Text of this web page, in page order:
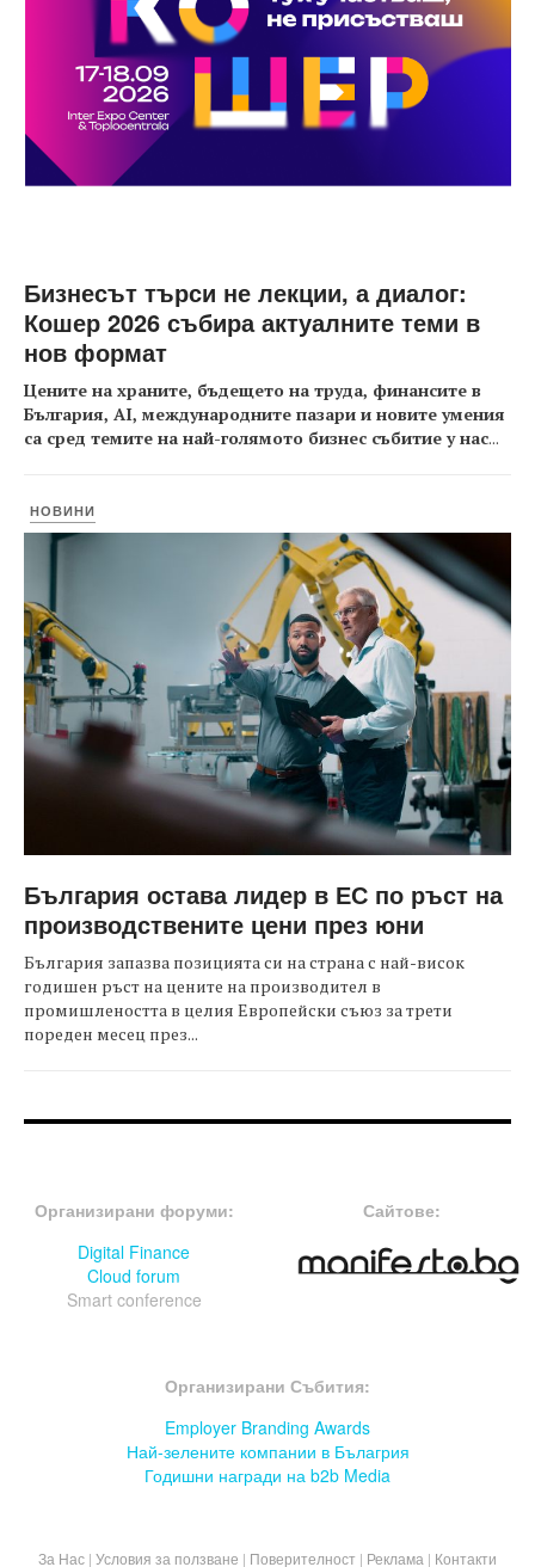
Бизнесът търси не лекции, а диалог:
Кошер 2026 събира актуалните теми в
нов формат
Цените на храните, бъдещето на труда, финансите в
България, AI, международните пазари и новите умения
са сред темите на най-голямото бизнес събитие у нас...
НОВИНИ
България остава лидер в ЕС по ръст на
производствените цени през юни
България запазва позицията си на страна с най-висок
годишен ръст на цените на производител в
промишлеността в целия Европейски съюз за трети
пореден месец през...
Организирани форуми:
Digital Finance
Cloud forum
Smart conference
Сайтове:
Организирани Събития:
Employer Branding Awards
Най-зелените компании в Бълагрия
Годишни награди на b2b Media
За Нас | Условия за ползване | Поверителност | Реклама | Контакти